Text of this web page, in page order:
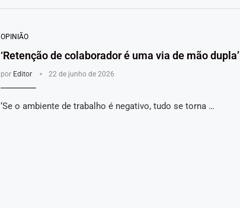
OPINIÃO
‘Retenção de colaborador é uma via de mão dupla’
por Editor 22 de junho de 2026
‘Se o ambiente de trabalho é negativo, tudo se torna …